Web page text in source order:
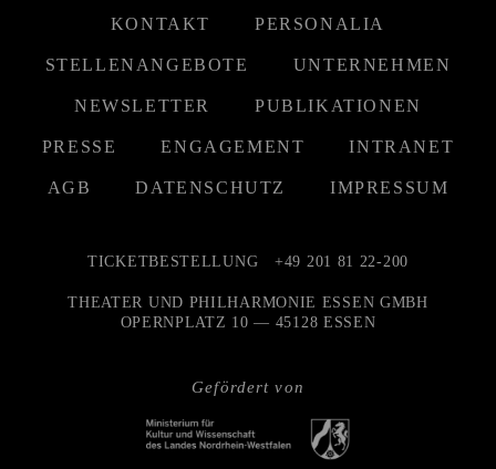
KONTAKT PERSONALIA
STELLENANGEBOTE UNTERNEHMEN
NEWSLETTER PUBLIKATIONEN
PRESSE ENGAGEMENT INTRANET
AGB DATENSCHUTZ IMPRESSUM
Gefördert von
TICKETBESTELLUNG +49 201 81 22-200
THEATER UND PHILHARMONIE ESSEN GMBH
OPERNPLATZ 10 — 45128 ESSEN